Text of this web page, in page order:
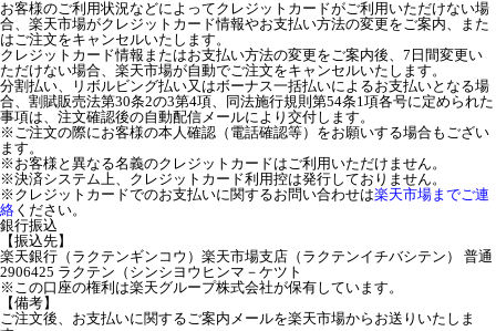
お客様のご利用状況などによってクレジットカードがご利用いただけない場
合、楽天市場がクレジットカード情報やお支払い方法の変更をご案内、また
はご注文をキャンセルいたします。
クレジットカード情報またはお支払い方法の変更をご案内後、7日間変更い
ただけない場合、楽天市場が自動でご注文をキャンセルいたします。
分割払い、リボルビング払い又はボーナス一括払いによるお支払いとなる場
合、割賦販売法第30条2の3第4項、同法施行規則第54条1項各号に定められた
事項は、注文確認後の自動配信メールにより交付します。
※ご注文の際にお客様の本人確認（電話確認等）をお願いする場合もござい
ます。
※お客様と異なる名義のクレジットカードはご利用いただけません。
※決済システム上、クレジットカード利用控は発行しておりません。
※クレジットカードでのお支払いに関するお問い合わせは楽天市場までご連
絡 ください。
銀行振込
【振込先】
楽天銀行（ラクテンギンコウ）楽天市場支店（ラクテンイチバシテン） 普通
2906425 ラクテン（シンシヨウヒンマ－ケツト
※この口座の権利は楽天グループ株式会社が保有しています。
【備考】
ご注文後、お支払いに関するご案内メールを楽天市場からお送りいたしま